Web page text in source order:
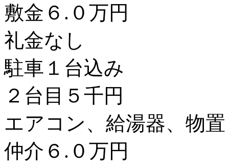
敷金６.０万円
礼金なし
駐車１台込み
２台目５千円
エアコン、給湯器、物置
仲介６.０万円